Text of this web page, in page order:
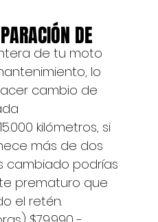
de tu moto
lo
cambio de
kilómetros, si
más de dos
cambiado podrías
prematuro que
el retén.
DE